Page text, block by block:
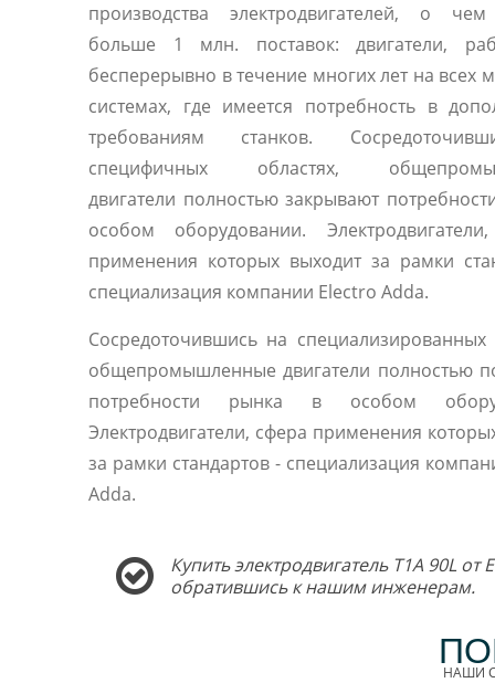
производства электродвигателей, о
больше 1 млн. поставок: двигатели,
бесперерывно в течение многих лет на всех
системах, где имеется потребность в
требованиям станков.
специфичных областях,
двигатели полностью закрывают
особом оборудовании.
применения которых выходит за рамки
специализация компании Electro Adda.
Сосредоточившись на специализированных
общепромышленные двигатели полностью
потребности рынка в особом
Электродвигатели, сфера применения
за рамки стандартов - специализация
Adda.
Купить электродвигатель T1A 90L
обратившись к нашим инженерам.
НАШИ